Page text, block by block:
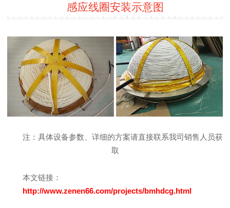
感应线圈安装示意图
注：具体设备参数、详细的方案请直接联系我司销售人员获
取
本文链接：
http://www.zenen66.com/projects/bmhdcg.html